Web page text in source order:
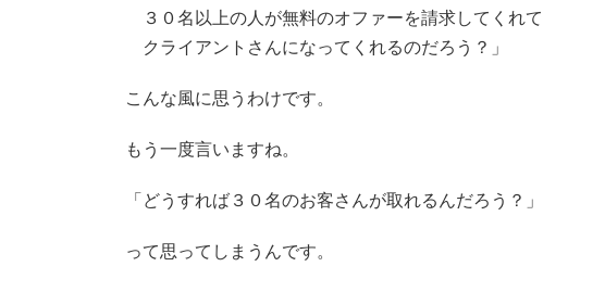
３０名以上の人が無料のオファーを請求してくれて
クライアントさんになってくれるのだろう？」
こんな風に思うわけです。
もう一度言いますね。
「どうすれば３０名のお客さんが取れるんだろう？」
って思ってしまうんです。